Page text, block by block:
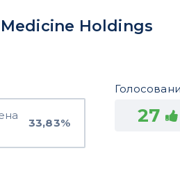
Holdings
33,83% 27